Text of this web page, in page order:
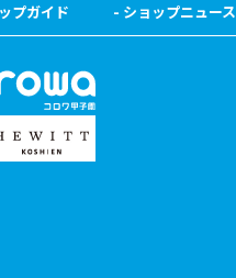
プガイド ショップニュース